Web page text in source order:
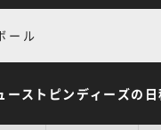
ール
ーストピンディーズの日